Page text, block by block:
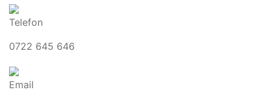
Telefon
0722 645 646
Email